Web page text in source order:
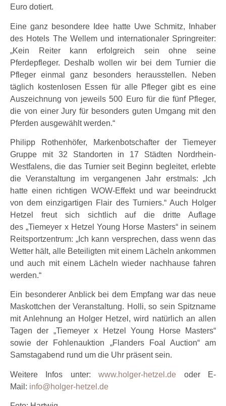
Euro dotiert.
Eine ganz besondere Idee hatte Uwe Schmitz, Inhaber
des Hotels The Wellem und internationaler Springreiter:
„Kein Reiter kann erfolgreich sein ohne seine
Pferdepfleger. Deshalb wollen wir bei dem Turnier die
Pfleger einmal ganz besonders herausstellen. Neben
täglich kostenlosen Essen für alle Pfleger gibt es eine
Auszeichnung von jeweils 500 Euro für die fünf Pfleger,
die von einer Jury für besonders guten Umgang mit den
Pferden ausgewählt werden.“
Philipp Rothenhöfer, Markenbotschafter der Tiemeyer
Gruppe mit 32 Standorten in 17 Städten Nordrhein-
Westfalens, die das Turnier seit Beginn begleitet, erlebte
die Veranstaltung im vergangenen Jahr erstmals: „Ich
hatte einen richtigen WOW-Effekt und war beeindruckt
von dem einzigartigen Flair des Turniers.“ Auch Holger
Hetzel freut sich sichtlich auf die dritte Auflage
des„Tiemeyer x Hetzel Young Horse Masters“ in seinem
Reitsportzentrum: „Ich kann versprechen, dass wenn das
Wetter hält, alle Beteiligten mit einem Lächeln ankommen
und auch mit einem Lächeln wieder nachhause fahren
werden.“
Ein besonderer Anblick bei dem Empfang war das neue
Maskottchen der Veranstaltung. Holli, so sein Spitzname
mit Anlehnung an Holger Hetzel, wird natürlich an allen
Tagen der „Tiemeyer x Hetzel Young Horse Masters“
sowie der Fohlenauktion „Flanders Foal Auction“ am
Samstagabend rund um die Uhr präsent sein.
Weitere Infos unter:www.holger-hetzel.de oder E-
Mail: info@holger-hetzel.de